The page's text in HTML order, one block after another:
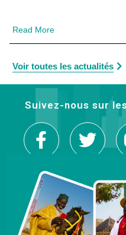
Read More
Voir toutes les actualités
Suivez-nous sur